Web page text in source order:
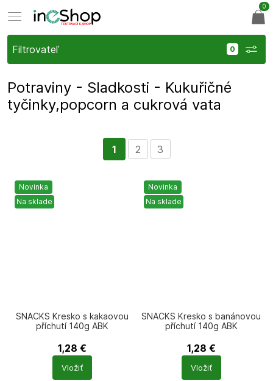
Filtrovateľ
Potraviny - Sladkosti - Kukuřičné
tyčinky,popcorn a cukrová vata
1 2 3
Novinka
Na sklade
SNACKS Kresko s kakaovou
příchutí 140g ABK
1,28 €
Počet
produktů
Vložiť
Novinka
Na sklade
SNACKS Kresko s banánovou
příchutí 140g ABK
1,28 €
Počet
produktů
Vložiť
0